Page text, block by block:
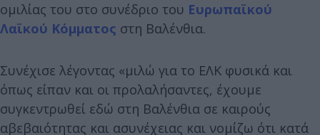
ομιλίας του στο συνέδριο του Ευρωπαϊκού
Λαϊκού Κόμματος στη Βαλένθια.
Συνέχισε λέγοντας «μιλώ για το ΕΛΚ φυσικά και
όπως είπαν και οι προλαλήσαντες, έχουμε
συγκεντρωθεί εδώ στη Βαλένθια σε καιρούς
αβεβαιότητας και ασυνέχειας και νομίζω ότι κατά